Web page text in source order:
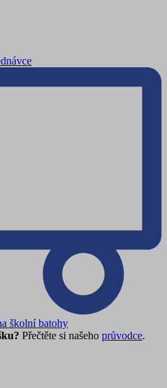
školní batohy
Přečtěte si našeho průvodce.